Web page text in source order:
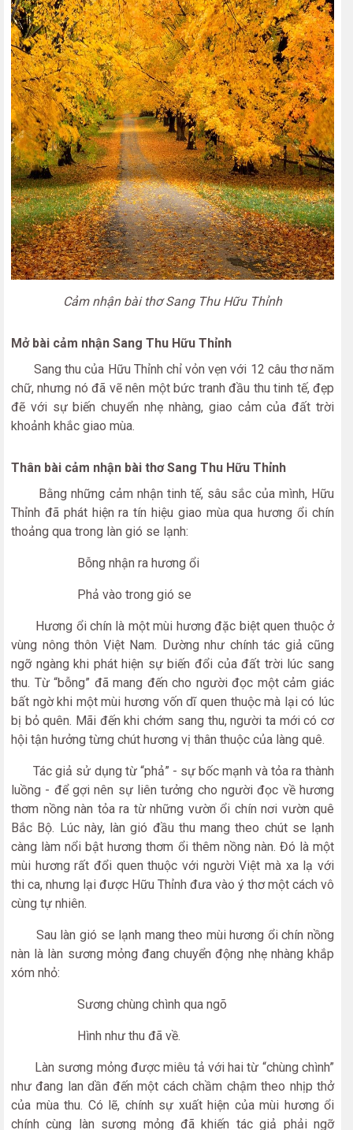
Cảm nhận bài thơ Sang Thu Hữu Thỉnh
Mở bài cảm nhận Sang Thu Hữu Thỉnh
Sang thu của Hữu Thỉnh chỉ vỏn vẹn với 12 câu thơ năm
chữ, nhưng nó đã vẽ nên một bức tranh đầu thu tinh tế, đẹp
đẽ với sự biến chuyển nhẹ nhàng, giao cảm của đất trời
khoảnh khắc giao mùa.
Thân bài cảm nhận bài thơ Sang Thu Hữu Thỉnh
Bằng những cảm nhận tinh tế, sâu sắc của mình, Hữu
Thỉnh đã phát hiện ra tín hiệu giao mùa qua hương ổi chín
thoảng qua trong làn gió se lạnh:
Bỗng nhận ra hương ổi
Phả vào trong gió se
Hương ổi chín là một mùi hương đặc biệt quen thuộc ở
vùng nông thôn Việt Nam. Dường như chính tác giả cũng
ngỡ ngàng khi phát hiện sự biến đổi của đất trời lúc sang
thu. Từ “bỗng” đã mang đến cho người đọc một cảm giác
bất ngờ khi một mùi hương vốn dĩ quen thuộc mà lại có lúc
bị bỏ quên. Mãi đến khi chớm sang thu, người ta mới có cơ
hội tận hưởng từng chút hương vị thân thuộc của làng quê.
Tác giả sử dụng từ “phả” - sự bốc mạnh và tỏa ra thành
luồng - để gợi nên sự liên tưởng cho người đọc về hương
thơm nồng nàn tỏa ra từ những vườn ổi chín nơi vườn quê
Bắc Bộ. Lúc này, làn gió đầu thu mang theo chút se lạnh
càng làm nổi bật hương thơm ổi thêm nồng nàn. Đó là một
mùi hương rất đổi quen thuộc với người Việt mà xa lạ với
thi ca, nhưng lại được Hữu Thỉnh đưa vào ý thơ một cách vô
cùng tự nhiên.
Sau làn gió se lạnh mang theo mùi hương ổi chín nồng
nàn là làn sương mỏng đang chuyển động nhẹ nhàng khắp
xóm nhỏ:
Sương chùng chình qua ngõ
Hình như thu đã về.
Làn sương mỏng được miêu tả với hai từ “chùng chình”
như đang lan dần đến một cách chầm chậm theo nhịp thở
của mùa thu. Có lẽ, chính sự xuất hiện của mùi hương ổi
chính cùng làn sương mỏng đã khiến tác giả phải ngỡ